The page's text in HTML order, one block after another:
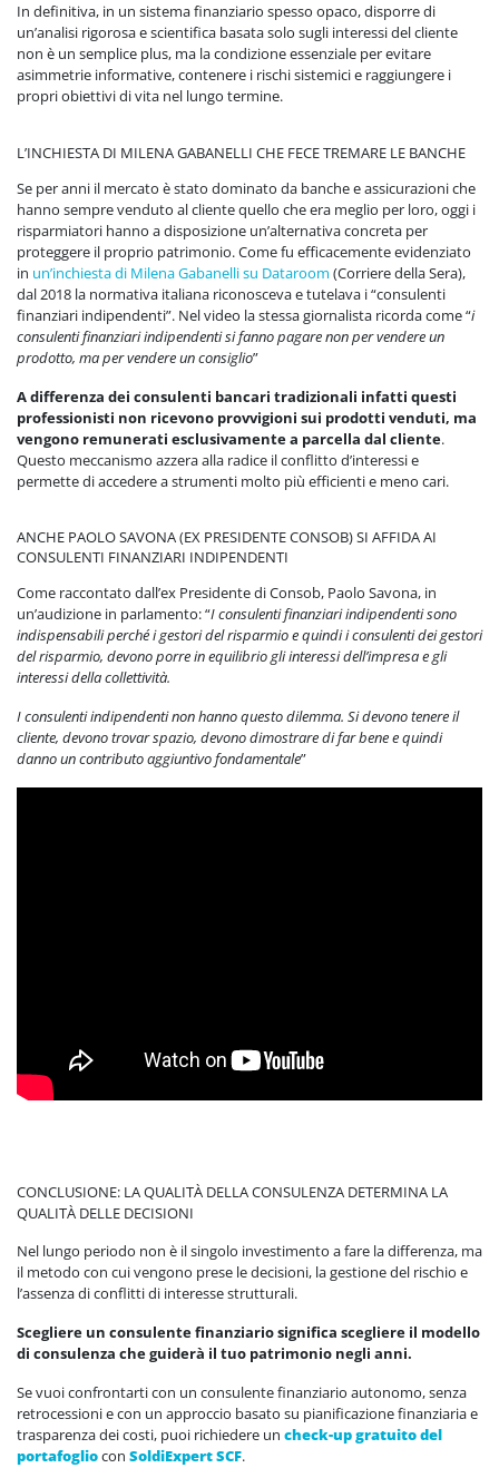
In definitiva, in un sistema finanziario spesso opaco, disporre di
un’analisi rigorosa e scientifica basata solo sugli interessi del cliente
non è un semplice plus, ma la condizione essenziale per evitare
asimmetrie informative, contenere i rischi sistemici e raggiungere i
propri obiettivi di vita nel lungo termine.
L’INCHIESTA DI MILENA GABANELLI CHE FECE TREMARE LE BANCHE
Se per anni il mercato è stato dominato da banche e assicurazioni che
hanno sempre venduto al cliente quello che era meglio per loro, oggi i
risparmiatori hanno a disposizione un’alternativa concreta per
proteggere il proprio patrimonio. Come fu efficacemente evidenziato
in un’inchiesta di Milena Gabanelli su Dataroom (Corriere della Sera),
dal 2018 la normativa italiana riconosceva e tutelava i “consulenti
finanziari indipendenti”. Nel video la stessa giornalista ricorda come “i
consulenti finanziari indipendenti si fanno pagare non per vendere un
prodotto, ma per vendere un consiglio”
A differenza dei consulenti bancari tradizionali infatti questi
professionisti non ricevono provvigioni sui prodotti venduti, ma
vengono remunerati esclusivamente a parcella dal cliente.
Questo meccanismo azzera alla radice il conflitto d’interessi e
permette di accedere a strumenti molto più efficienti e meno cari.
ANCHE PAOLO SAVONA (EX PRESIDENTE CONSOB) SI AFFIDA AI
CONSULENTI FINANZIARI INDIPENDENTI
Come raccontato dall’ex Presidente di Consob, Paolo Savona, in
un’audizione in parlamento:“I consulenti finanziari indipendenti sono
indispensabili perché i gestori del risparmio e quindi i consulenti dei gestori
del risparmio, devono porre in equilibrio gli interessi dell’impresa e gli
interessi della collettività.
I consulenti indipendenti non hanno questo dilemma. Si devono tenere il
cliente, devono trovar spazio, devono dimostrare di far bene e quindi
danno un contributo aggiuntivo fondamentale”
CONCLUSIONE: LA QUALITÀ DELLA CONSULENZA DETERMINA LA
QUALITÀ DELLE DECISIONI
Nel lungo periodo non è il singolo investimento a fare la differenza, ma
il metodo con cui vengono prese le decisioni, la gestione del rischio e
l’assenza di conflitti di interesse strutturali.
Scegliere un consulente finanziario significa scegliere il modello
di consulenza che guiderà il tuo patrimonio negli anni.
Se vuoi confrontarti con un consulente finanziario autonomo, senza
retrocessioni e con un approccio basato su pianificazione finanziaria e
trasparenza dei costi, puoi richiedere un check-up gratuito del
portafogliocon SoldiExpert SCF.